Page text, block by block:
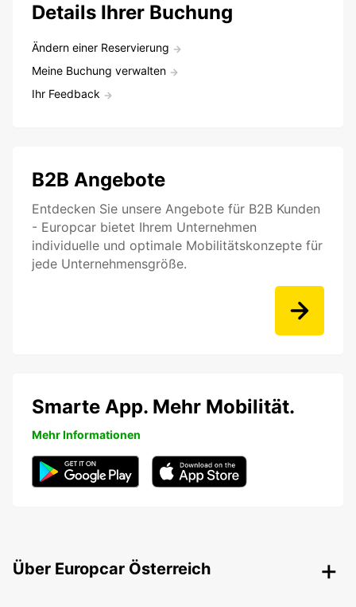
Details Ihrer Buchung
Ändern einer Reservierung
Meine Buchung verwalten
Ihr Feedback
B2B Angebote
Entdecken Sie unsere Angebote für B2B Kunden
- Europcar bietet Ihrem Unternehmen
individuelle und optimale Mobilitätskonzepte für
jede Unternehmensgröße.
Smarte App. Mehr Mobilität.
Mehr Informationen
Über Europcar Österreich